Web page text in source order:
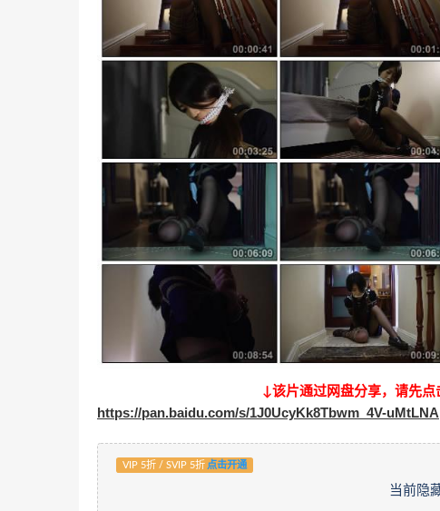
↓该片通过网盘分享，请先
https://pan.baidu.com/s/1J0UcyKk8Tbwm_4V-uMtLNA
VIP 5折 / SVIP 5折 点击开通
当前隐